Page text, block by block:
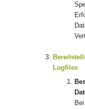
Logfiles